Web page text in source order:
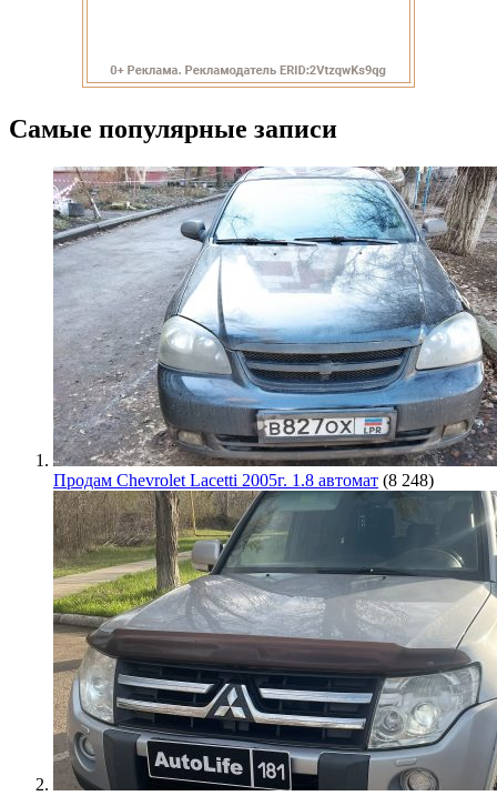
Самые популярные записи
Продам Chevrolet Lacetti 2005г. 1.8 автомат (8 248)